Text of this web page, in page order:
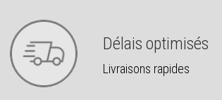
Délais optimisés
Livraisons rapides